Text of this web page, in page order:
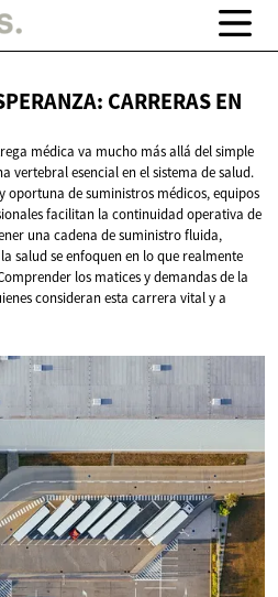
CARRERAS EN
médica va mucho más allá del simple
vertebral esencial en el sistema de salud.
oportuna de suministros médicos, equipos
facilitan la continuidad operativa de
una cadena de suministro fluida,
salud se enfoquen en lo que realmente
los matices y demandas de la
consideran esta carrera vital y a